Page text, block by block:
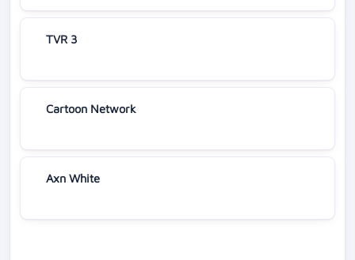
TVR 3
Cartoon Network
Axn White